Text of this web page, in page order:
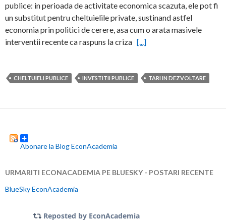
publice: in perioada de activitate economica scazuta, ele pot fi
un substitut pentru cheltuielile private, sustinand astfel
economia prin politici de cerere, asa cum o arata masivele
interventii recente ca raspuns la criza [...]
CHELTUIELI PUBLICE INVESTITII PUBLICE TARI IN DEZVOLTARE
Abonare la Blog EconAcademia
URMARITI ECONACADEMIA PE BLUESKY - POSTARI RECENTE
BlueSky EconAcademia